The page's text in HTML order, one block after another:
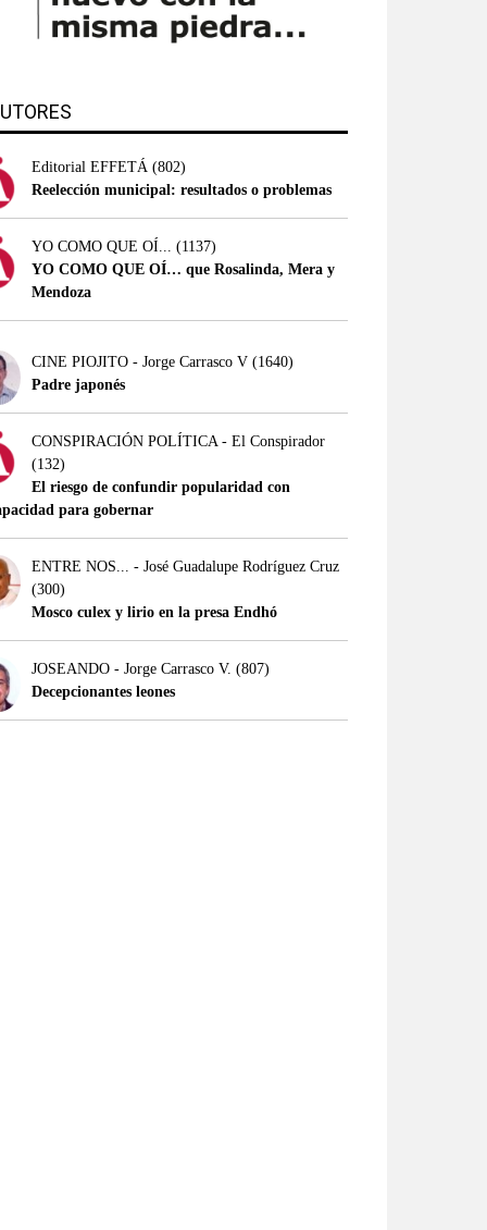
Editorial EFFETÁ (802)
Reelección municipal: resultados o problemas
YO COMO QUE OÍ... (1137)
YO COMO QUE OÍ… que Rosalinda, Mera y
Mendoza
CINE PIOJITO - Jorge Carrasco V (1640)
Padre japonés
CONSPIRACIÓN POLÍTICA - El Conspirador
(132)
El riesgo de confundir popularidad con
para gobernar
ENTRE NOS... - José Guadalupe Rodríguez Cruz
(300)
Mosco culex y lirio en la presa Endhó
JOSEANDO - Jorge Carrasco V. (807)
Decepcionantes leones